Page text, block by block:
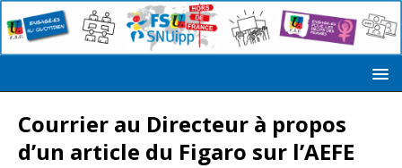
Courrier au Directeur à propos
d’un article du Figaro sur l’AEFE